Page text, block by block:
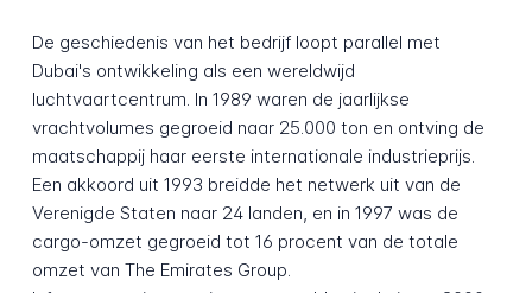
De geschiedenis van het bedrijf loopt parallel met
Dubai's ontwikkeling als een wereldwijd
luchtvaartcentrum. In 1989 waren de jaarlijkse
vrachtvolumes gegroeid naar 25.000 ton en ontving de
maatschappij haar eerste internationale industrieprijs.
Een akkoord uit 1993 breidde het netwerk uit van de
Verenigde Staten naar 24 landen, en in 1997 was de
cargo-omzet gegroeid tot 16 procent van de totale
omzet van The Emirates Group.